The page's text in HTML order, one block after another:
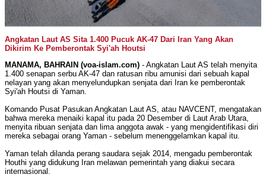
Angkatan Laut AS Sita 1.400 Pucuk AK-47 Dari Iran Yang Akan
Dikirim Ke Pemberontak Syi'ah Houtsi
MANAMA, BAHRAIN (voa-islam.com) - Angkatan Laut AS telah menyita
1.400 senapan serbu AK-47 dan ratusan ribu amunisi dari sebuah kapal
nelayan yang akan menyelundupkan senjata dari Iran ke pemberontak
Syi'ah Houtsi di Yaman.
Komando Pusat Pasukan Angkatan Laut AS, atau NAVCENT, mengatakan
bahwa mereka menaiki kapal itu pada 20 Desember di Laut Arab Utara,
menyita ribuan senjata dan lima anggota awak - yang mengidentifikasi diri
mereka sebagai orang Yaman - sebelum menenggelamkan kapal itu.
Yaman telah dilanda perang saudara sejak 2014, mengadu pemberontak
Houthi yang didukung Iran melawan pemerintah yang diakui secara
internasional.